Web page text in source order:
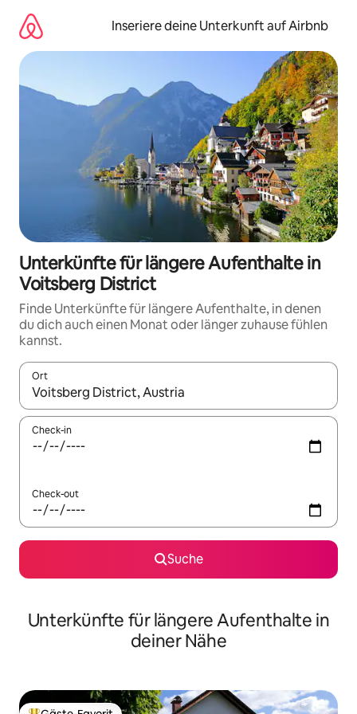
Inhalten
springen
Inseriere deine Unterkunft auf Airbnb
Unterkünfte für längere Aufenthalte in
Voitsberg District
Finde Unterkünfte für längere Aufenthalte, in denen
du dich auch einen Monat oder länger zuhause fühlen
kannst.
Ort
Wenn Ergebnisse verfügbar sind, navigiere mit den
Check-in
Check-out
Suche
Unterkünfte für längere Aufenthalte in
deiner Nähe